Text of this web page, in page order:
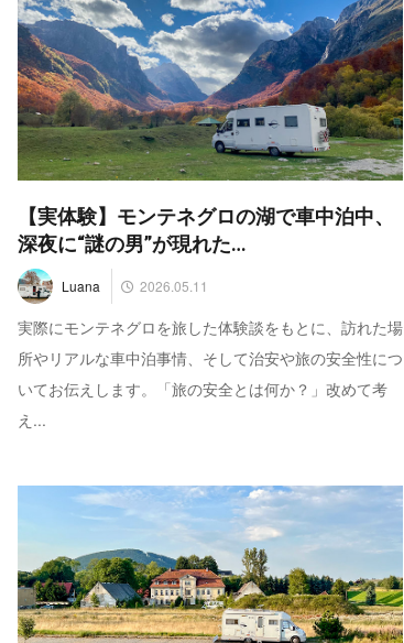
【実体験】モンテネグロの湖で車中泊中、
深夜に“謎の男”が現れた…
Luana 2026.05.11
実際にモンテネグロを旅した体験談をもとに、訪れた場
所やリアルな車中泊事情、そして治安や旅の安全性につ
いてお伝えします。「旅の安全とは何か？」改めて考
え...